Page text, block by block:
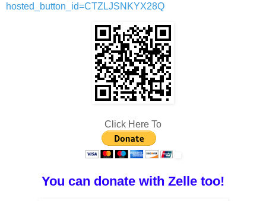
hosted_button_id=CTZLJSNKYX28Q
Click Here To
You can donate with Zelle too!